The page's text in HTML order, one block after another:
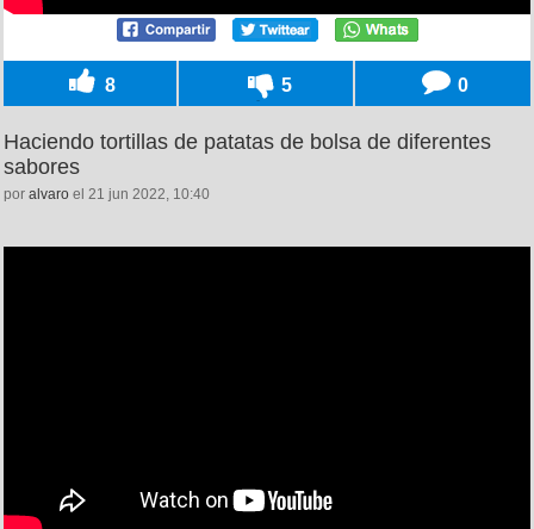
8 5 0
Haciendo tortillas de patatas de bolsa de diferentes
sabores
por alvaro el 21 jun 2022, 10:40